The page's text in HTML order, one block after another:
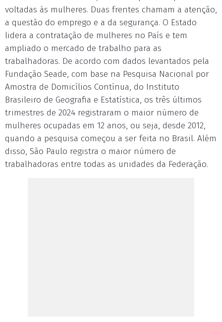
voltadas às mulheres. Duas frentes chamam a atenção,
a questão do emprego e a da segurança. O Estado
lidera a contratação de mulheres no País e tem
ampliado o mercado de trabalho para as
trabalhadoras. De acordo com dados levantados pela
Fundação Seade, com base na Pesquisa Nacional por
Amostra de Domicílios Contínua, do Instituto
Brasileiro de Geografia e Estatística, os três últimos
trimestres de 2024 registraram o maior número de
mulheres ocupadas em 12 anos, ou seja, desde 2012,
quando a pesquisa começou a ser feita no Brasil. Além
disso, São Paulo registra o maior número de
trabalhadoras entre todas as unidades da Federação.